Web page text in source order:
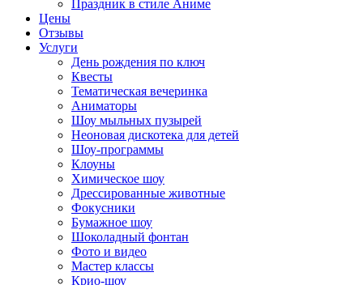
Праздник в стиле Аниме
Цены
Отзывы
Услуги
День рождения по ключ
Квесты
Тематическая вечеринка
Аниматоры
Шоу мыльных пузырей
Неоновая дискотека для детей
Шоу-программы
Клоуны
Химическое шоу
Дрессированные животные
Фокусники
Бумажное шоу
Шоколадный фонтан
Фото и видео
Мастер классы
Крио-шоу